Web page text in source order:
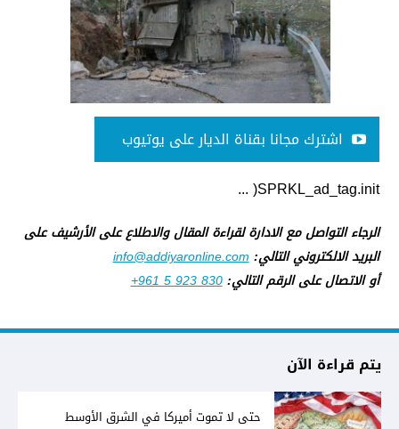
اشترك مجانا بقناة الديار على يوتيوب
SPRKL_ad_tag.init( ...
الرجاء التواصل مع الادارة لقراءة المقال والاطلاع على الأرشيف على
البريد الالكتروني التالي:info@addiyaronline.com
أو الاتصال على الرقم التالي:+961 5 923 830
يتم قراءة الآن
حتى لا تموت أميركا في الشرق الأوسط